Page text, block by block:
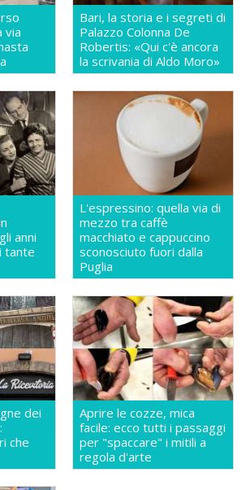
via
Bari, la storia e i segreti di
Palazzo Colonna De
Robertis: «Qui c'è ancora
la scrivania di Aldo Moro»
anni
tante
L'espressino: quella via di
mezzo tra caffè
macchiato e cappuccino
sconosciuto fuori dalla
Puglia
dei
che
Aprire le cozze, mica
facile: ecco tutti i passaggi
per "spaccare" i mitili a
regola d'arte